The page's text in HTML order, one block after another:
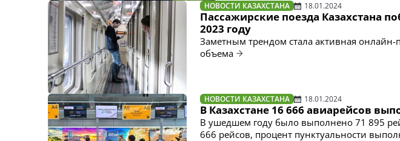
НОВОСТИ КАЗАХСТАНА 18.01.2024
Пассажирские поезда Казахстана
2023 году
Заметным трендом стала активная
объема
НОВОСТИ КАЗАХСТАНА 18.01.2024
В Казахстане 16 666 авиарейсов
В ушедшем году было выполнено 71 895
666 рейсов, процент пунктуальности